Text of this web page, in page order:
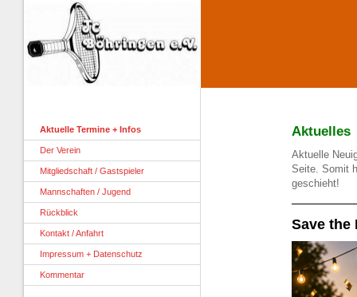
Aktuelles
Aktuelle
Seite. Somit
geschieht!
Save the
Aktuelle Termine + Infos
Der Verein
Mitgliedschaft / Gastspieler
Mannschaften / Jugend
Rückblick
Kontakt / Anfahrt
Impressum + Datenschutz
Kommentar